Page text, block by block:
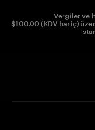
Vergiler ve
$100.00 (KDV hariç)